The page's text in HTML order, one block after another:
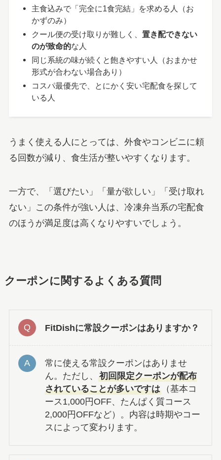
主食込みで「完全に1食完結」を求める人（お
かずのみ）
クール便の受け取りが難しく、置き配できない
のが致命的な人
同じ系統の味が続くと飽きやすい人（おまかせ
形式が合わない場合あり）
コスパ最優先で、とにかく安い宅配食を探して
いる人
うまく使える人にとっては、外食やコンビニに頼
る回数が減り、食生活が整いやすくなります。
一方で、「選びたい」「量が欲しい」「受け取れ
ない」この条件が強い人は、冷凍弁当系の宅配食
のほうが満足度は高くなりやすいでしょう。
クーポンに関するよくある質問
FitDishに常設クーポンはありますか？
常に使える常設クーポンはありませ
ん。ただし、 初回限定クーポンが配布
されていることが多いですは（基本コ
ース1,000円OFF、たんぱく質コース
2,000円OFFなど）。内容は時期やコー
スによって変わります。